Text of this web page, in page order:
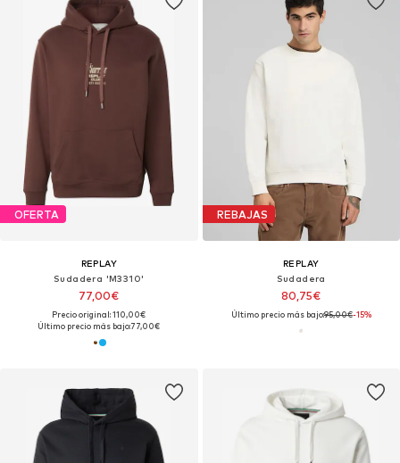
OFERTA
REPLAY
Sudadera 'M3310'
77,00€
Precio original: 110,00€
Último precio más bajo:77,00€
REBAJAS
REPLAY
Sudadera
80,75€
Último precio más bajo:95,00€-15%